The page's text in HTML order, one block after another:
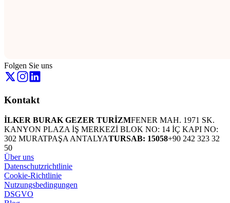
Folgen Sie uns
Kontakt
İLKER BURAK GEZER TURİZMFENER MAH. 1971 SK.
KANYON PLAZA İŞ MERKEZİ BLOK NO: 14 İÇ KAPI NO:
302 MURATPAŞA ANTALYATURSAB: 15058+90 242 323 32
50
Über uns
Datenschutzrichtlinie
Cookie-Richtlinie
Nutzungsbedingungen
DSGVO